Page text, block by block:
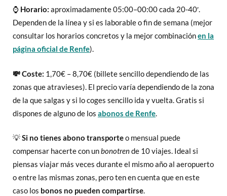
⌚ Horario: aproximadamente 05:00–00:00 cada 20-40′.
Dependen de la línea y si es laborable o fin de semana (mejor
consultar los horarios concretos y la mejor combinaciónen la
página oficial de Renfe).
💸 Coste: 1,70€ – 8,70€ (billete sencillo dependiendo de las
zonas que atravieses). El precio varía dependiendo de la zona
de la que salgas y si lo coges sencillo ida y vuelta. Gratis si
dispones de alguno de los abonos de Renfe.
💡Si no tienes abono transporteo mensual puede
compensar hacerte con unbonotrende 10 viajes. Ideal si
piensas viajar más veces durante el mismo año al aeropuerto
o entre las mismas zonas, pero ten en cuenta que en este
caso los bonos no pueden compartirse.